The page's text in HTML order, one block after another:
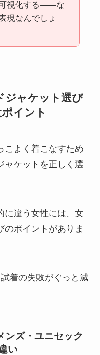
視化する——な
現なんでしょ
ジャケット選び
イント
こよく着こなすため
ャケットを正しく選
に違う女性には、女
のポイントがありま
着の失敗がぐっと減
ンズ・ユニセック
い